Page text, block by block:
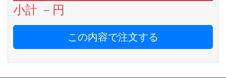
小計 － 円
この内容で注文する